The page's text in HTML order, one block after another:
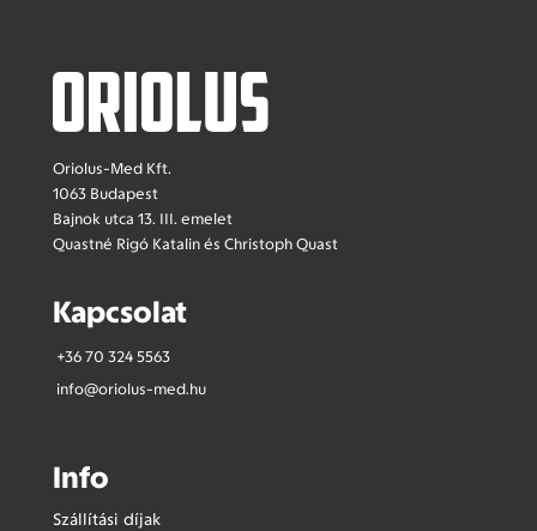
Oriolus-Med Kft.
1063 Budapest
Bajnok utca 13. III. emelet
Quastné Rigó Katalin és Christoph Quast
Kapcsolat
+36 70 324 5563
info@oriolus-med.hu
Info
Szállítási díjak